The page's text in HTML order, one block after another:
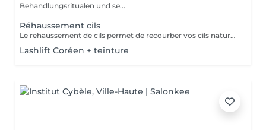
Behandlungsritualen und se...
Réhaussement cils
Le rehaussement de cils permet de recourber vos cils naturels afin de souligner le regard. dans cette prestation une teinture cils (pour foncer vos cils) ainsi qu'un soin à la kératine (pour renourrir en profondeur, car le rehaussement assèche un peu le cil). Grâce à cette prestation vous aurez déjà bonne mine au réveil!!
Lashlift Coréen + teinture